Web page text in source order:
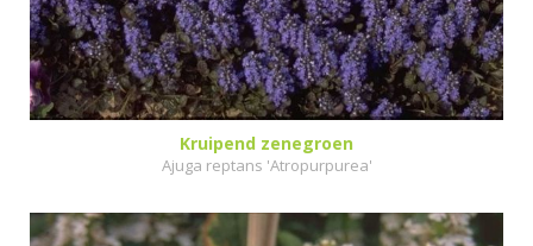
Kruipend zenegroen
Ajuga reptans 'Atropurpurea'